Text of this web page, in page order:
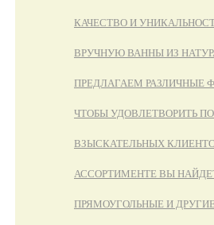
КАЧЕСТВО И
ВРУЧНУЮ ВАННЫ ИЗ
ПРЕДЛАГАЕМ РАЗЛИЧНЫЕ
ЧТОБЫ УДОВЛЕТВОРИТЬ
ВЗЫСКАТЕЛЬНЫХ
АССОРТИМЕНТЕ ВЫ
ПРЯМОУГОЛЬНЫЕ И